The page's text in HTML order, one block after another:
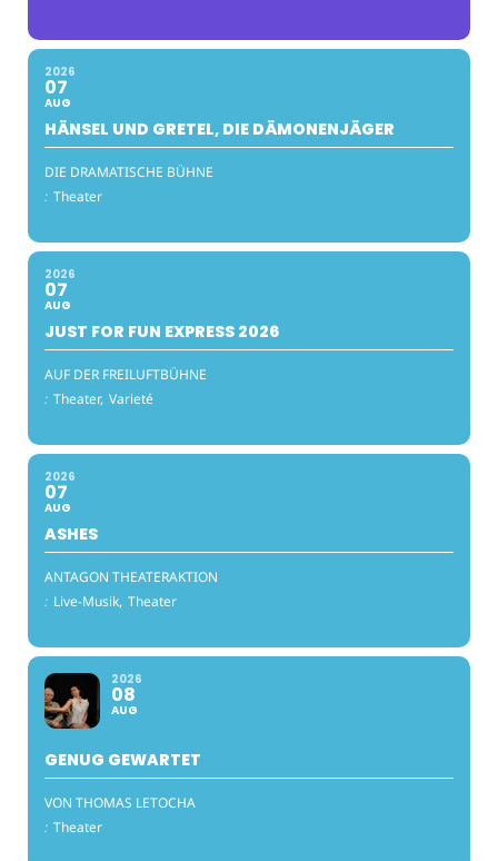
2026
07
AUG
HÄNSEL UND GRETEL, DIE DÄMONENJÄGER
DIE DRAMATISCHE BÜHNE
: Theater
2026
07
AUG
JUST FOR FUN EXPRESS 2026
AUF DER FREILUFTBÜHNE
: Theater, Varieté
2026
07
AUG
ASHES
ANTAGON THEATERAKTION
: Live-Musik, Theater
2026
08
AUG
GENUG GEWARTET
VON THOMAS LETOCHA
: Theater